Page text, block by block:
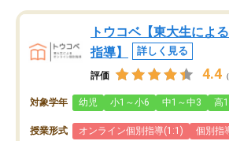
トウコベ【東大生によ
指導】
詳しく見る
評価 4.4
対象学年 幼児 小1～小6 中1～中3 高
授業形式 オンライン個別指導(1:1) 個別指